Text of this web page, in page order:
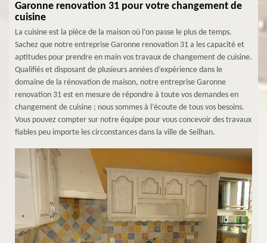
Garonne renovation 31 pour votre changement de
cuisine
La cuisine est la pièce de la maison où l’on passe le plus de temps.
Sachez que notre entreprise Garonne renovation 31 a les capacité et
aptitudes pour prendre en main vos travaux de changement de cuisine.
Qualifiés et disposant de plusieurs années d’expérience dans le
domaine de la rénovation de maison, notre entreprise Garonne
renovation 31 est en mesure de répondre à toute vos demandes en
changement de cuisine ; nous sommes à l’écoute de tous vos besoins.
Vous pouvez compter sur notre équipe pour vous concevoir des travaux
fiables peu importe les circonstances dans la ville de Seilhan.